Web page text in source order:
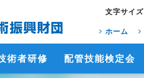
文字サイズ
ホーム
術者研修 配管技能検定会